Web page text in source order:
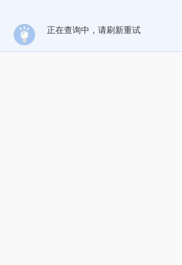
正在查询中，请刷新重试